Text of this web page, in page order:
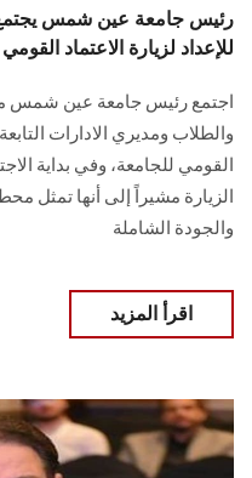
رئيس جامعة عين شمس يجتمع
للإعداد لزيارة الاعتماد
اجتمع رئيس جامعة عين شمس مع
والطلاب ومديري الادارات
القومي للجامعة، وفي بداية
الزيارة مشيراً إلى أنها تمثل
والجودة الشاملة
اقرأ المزيد